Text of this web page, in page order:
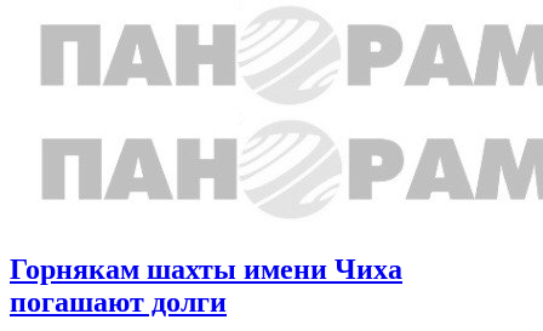
Горнякам шахты имени Чиха
погашают долги